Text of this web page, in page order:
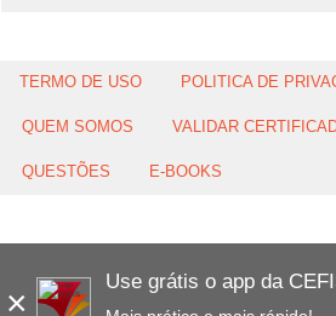
×
Use grátis o app da
TERMO DE USO POLITICA DE
QUEM SOMOS VALIDAR
QUESTÕES E-BOOKS